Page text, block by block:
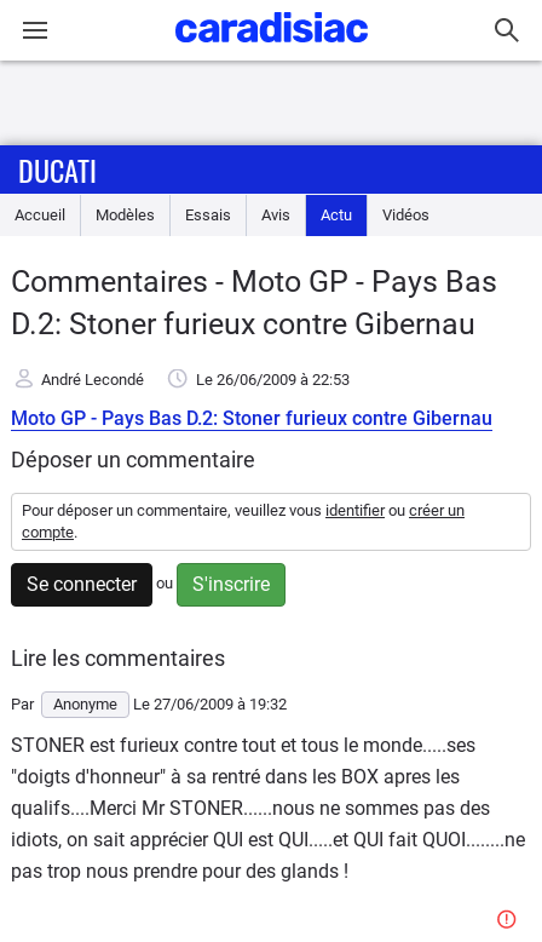
Accueil
Essais
Avis
Scooters
&
125
Marques
Services
Auto
DUCATI
Accueil Modèles Essais Avis Actu Vidéos
Commentaires - Moto GP - Pays Bas
D.2: Stoner furieux contre Gibernau
André Lecondé Le 26/06/2009 à 22:53
Moto GP - Pays Bas D.2: Stoner furieux contre Gibernau
Déposer un commentaire
Pour déposer un commentaire, veuillez vous identifierou créer un
compte.
Se connecter ou S'inscrire
Lire les commentaires
Par Anonyme Le 27/06/2009 à 19:32
STONER est furieux contre tout et tous le monde.....ses
"doigts d'honneur" à sa rentré dans les BOX apres les
qualifs....Merci Mr STONER......nous ne sommes pas des
idiots, on sait apprécier QUI est QUI.....et QUI fait QUOI........ne
pas trop nous prendre pour des glands !